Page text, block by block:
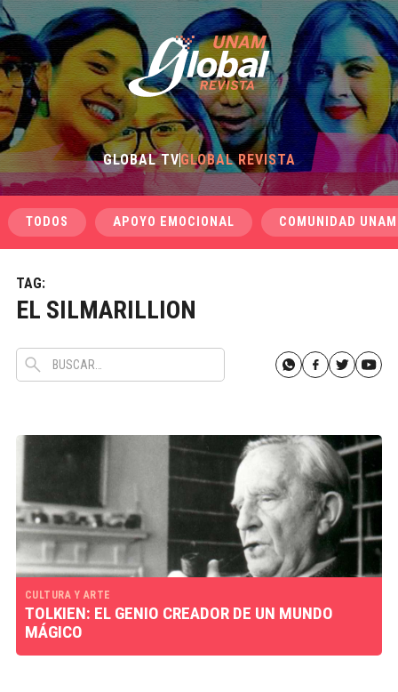
GLOBAL TVGLOBAL REVISTA
TODOS APOYO EMOCIONAL COMUNIDAD UNAM
TAG:
EL SILMARILLION
CULTURA Y ARTE
TOLKIEN: EL GENIO CREADOR DE UN MUNDO
MÁGICO